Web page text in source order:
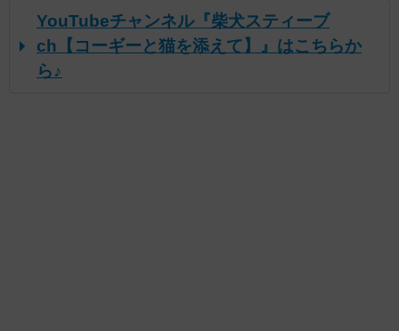
YouTubeチャンネル『柴犬スティーブ
ch【コーギーと猫を添えて】』はこちらか
ら♪